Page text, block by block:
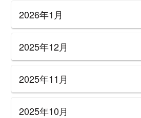
2026年1月
2025年12月
2025年11月
2025年10月